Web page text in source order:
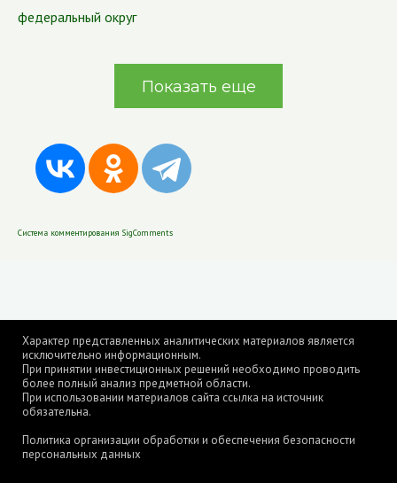
федеральный округ
Показать еще
Система комментирования SigComments
Характер представленных аналитических материалов является
исключительно информационным.
При принятии инвестиционных решений необходимо проводить
более полный анализ предметной области.
При использовании материалов сайта ссылка на источник
обязательна.
Политика организации обработки и обеспечения безопасности
персональных данных